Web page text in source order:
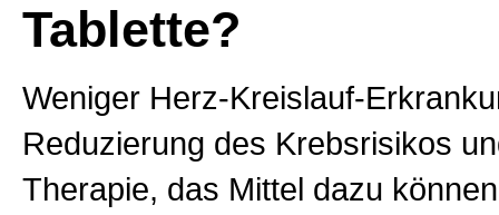
Tablette?
Weniger Herz-Kreislauf-
Reduzierung des Krebsrisikos
Therapie, das Mittel dazu